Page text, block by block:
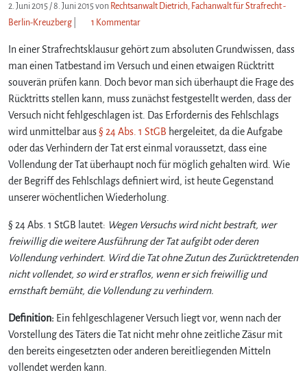
2. Juni 2015 /8. Juni 2015von Rechtsanwalt Dietrich, Fachanwalt für Strafrecht -
Berlin-Kreuzberg
1 Kommentarz
W
a
s
t
e
i
n
r
h
f
h
l
g
In einer Strafrechtsklausur gehört zum absoluten Grundwissen, dass
man einen Tatbestand im Versuch und einen etwaigen Rücktritt
souverän prüfen kann. Doch bevor man sich überhaupt die Frage des
Rücktritts stellen kann, muss zunächst festgestellt werden, dass der
Versuch nicht fehlgeschlagen ist. Das Erfordernis des Fehlschlags
wird unmittelbar aus§ 24 Abs. 1 StGB hergeleitet, da die Aufgabe
oder das Verhindern der Tat erst einmal voraussetzt, dass eine
Vollendung der Tat überhaupt noch für möglich gehalten wird. Wie
der Begriff des Fehlschlags definiert wird, ist heute Gegenstand
unserer wöchentlichen Wiederholung.
§ 24 Abs. 1 StGB lautet: Wegen Versuchs wird nicht bestraft, wer
freiwillig die weitere Ausführung der Tat aufgibt oder deren
Vollendung verhindert. Wird die Tat ohne Zutun des Zurücktretenden
nicht vollendet, so wird er straflos, wenn er sich freiwillig und
ernsthaft bemüht, die Vollendung zu verhindern.
Definition: Ein fehlgeschlagener Versuch liegt vor, wenn nach der
Vorstellung des Täters die Tat nicht mehr ohne zeitliche Zäsur mit
den bereits eingesetzten oder anderen bereitliegenden Mitteln
vollendet werden kann.